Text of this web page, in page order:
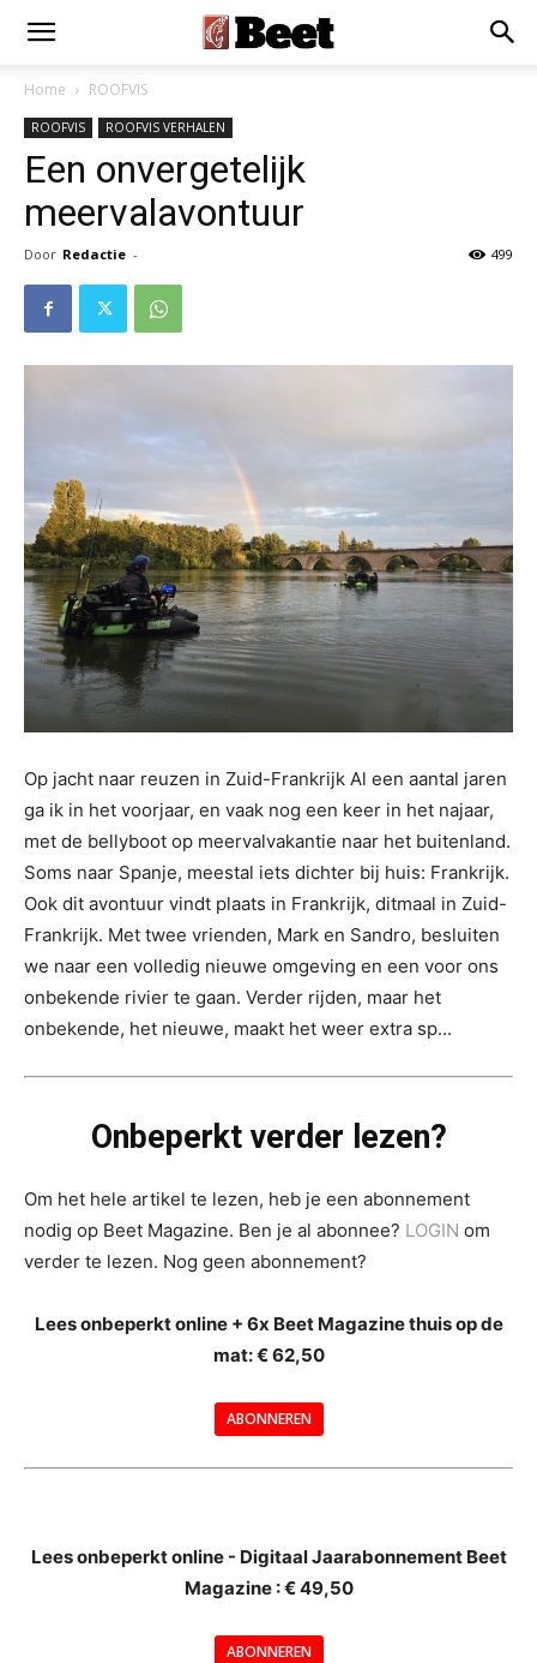
Home ROOFVIS
ROOFVIS ROOFVIS VERHALEN
Een onvergetelijk
meervalavontuur
Door Redactie - 499
Op jacht naar reuzen in Zuid-Frankrijk Al een aantal jaren
ga ik in het voorjaar, en vaak nog een keer in het najaar,
met de bellyboot op meervalvakantie naar het buitenland.
Soms naar Spanje, meestal iets dichter bij huis: Frankrijk.
Ook dit avontuur vindt plaats in Frankrijk, ditmaal in Zuid-
Frankrijk. Met twee vrienden, Mark en Sandro, besluiten
we naar een volledig nieuwe omgeving en een voor ons
onbekende rivier te gaan. Verder rijden, maar het
onbekende, het nieuwe, maakt het weer extra sp...
Onbeperkt verder lezen?
Om het hele artikel te lezen, heb je een abonnement
nodig op Beet Magazine. Ben je al abonnee? LOGIN om
verder te lezen. Nog geen abonnement?
Lees onbeperkt online + 6x Beet Magazine thuis op de
mat: € 62,50
ABONNEREN
Lees onbeperkt online - Digitaal Jaarabonnement Beet
Magazine : € 49,50
ABONNEREN